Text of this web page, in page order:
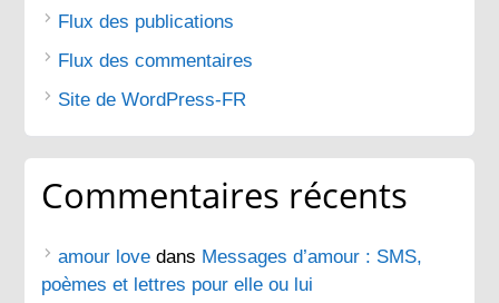
Flux des publications
Flux des commentaires
Site de WordPress-FR
Commentaires récents
amour love dans Messages d’amour : SMS,
poèmes et lettres pour elle ou lui